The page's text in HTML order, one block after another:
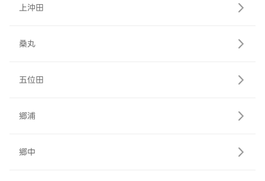
上沖田
桑丸
五位田
郷浦
郷中